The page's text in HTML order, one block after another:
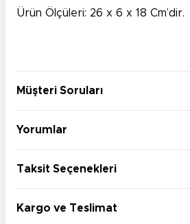
Ürün Ölçüleri: 26 x 6 x 18 Cm’dir.
Müşteri Soruları
Yorumlar
Taksit Seçenekleri
Kargo ve Teslimat